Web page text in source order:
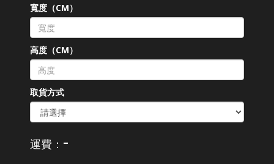
寬度（CM）
高度（CM）
取貨方式
運費： -